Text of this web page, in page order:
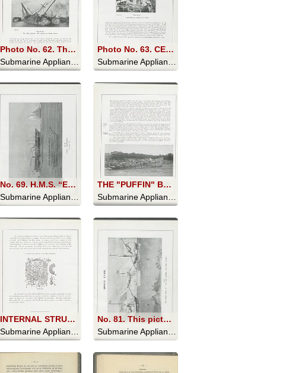
Photo No. 62. The Ship righting. The tripods are clearly shown
Photo No. 63. CENTRIFUGAL PUMPS AT WORK
No. 69. H.M.S. “EURYDICE.”
THE "PUFFIN" BEACHED
INTERNAL STRUCTURE OF SPONGE. Photo No. 80
Submarine Appliances And Their Uses - 1911
No. 81. This picture shows the Helmet diver and the naked diver at work
Submarine Appliances And Their Uses - 1911